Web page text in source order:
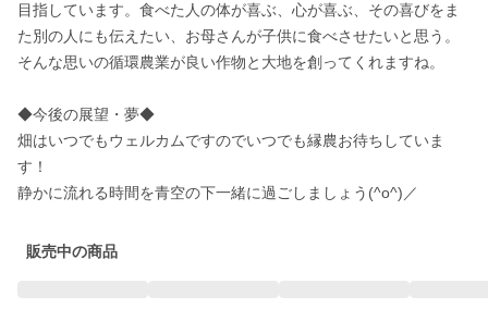
目指しています。食べた人の体が喜ぶ、心が喜ぶ、その喜びをま
た別の人にも伝えたい、お母さんが子供に食べさせたいと思う。
そんな思いの循環農業が良い作物と大地を創ってくれますね。
◆今後の展望・夢◆
畑はいつでもウェルカムですのでいつでも縁農お待ちしていま
す！
静かに流れる時間を青空の下一緒に過ごしましょう(^o^)／
販売中の商品